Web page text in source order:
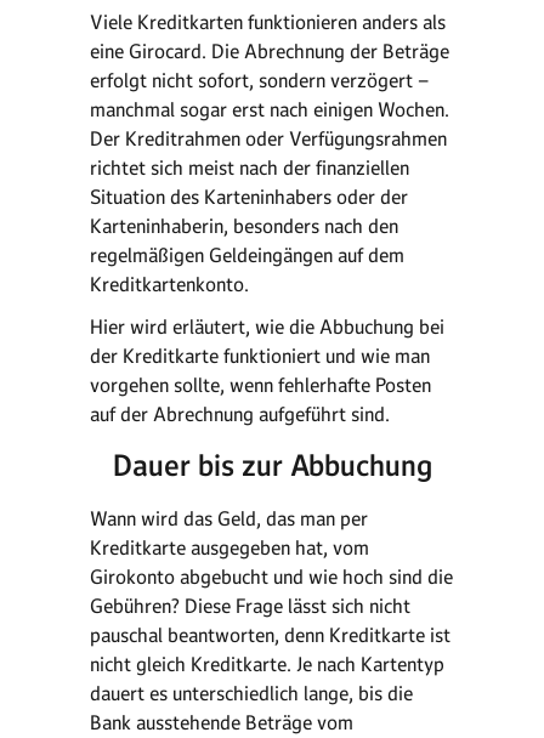
Viele Kreditkarten funktionieren anders als
eine Girocard. Die Abrechnung der Beträge
erfolgt nicht sofort, sondern verzögert –
manchmal sogar erst nach einigen Wochen.
Der Kreditrahmen oder Verfügungsrahmen
richtet sich meist nach der finanziellen
Situation des Karteninhabers oder der
Karteninhaberin, besonders nach den
regelmäßigen Geldeingängen auf dem
Kreditkartenkonto.
Hier wird erläutert, wie die Abbuchung bei
der Kreditkarte funktioniert und wie man
vorgehen sollte, wenn fehlerhafte Posten
auf der Abrechnung aufgeführt sind.
Dauer bis zur Abbuchung
Wann wird das Geld, das man per
Kreditkarte ausgegeben hat, vom
Girokonto abgebucht und wie hoch sind die
Gebühren? Diese Frage lässt sich nicht
pauschal beantworten, denn Kreditkarte ist
nicht gleich Kreditkarte. Je nach Kartentyp
dauert es unterschiedlich lange, bis die
Bank ausstehende Beträge vom